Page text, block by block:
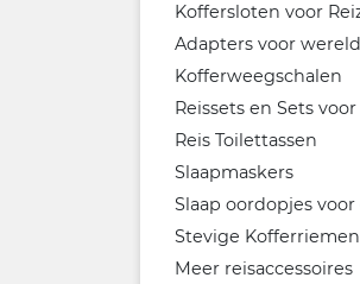
Kofferweegschalen
Reis Toilettassen
Slaapmaskers
Stevige Kofferriemen
Meer reisaccessoires